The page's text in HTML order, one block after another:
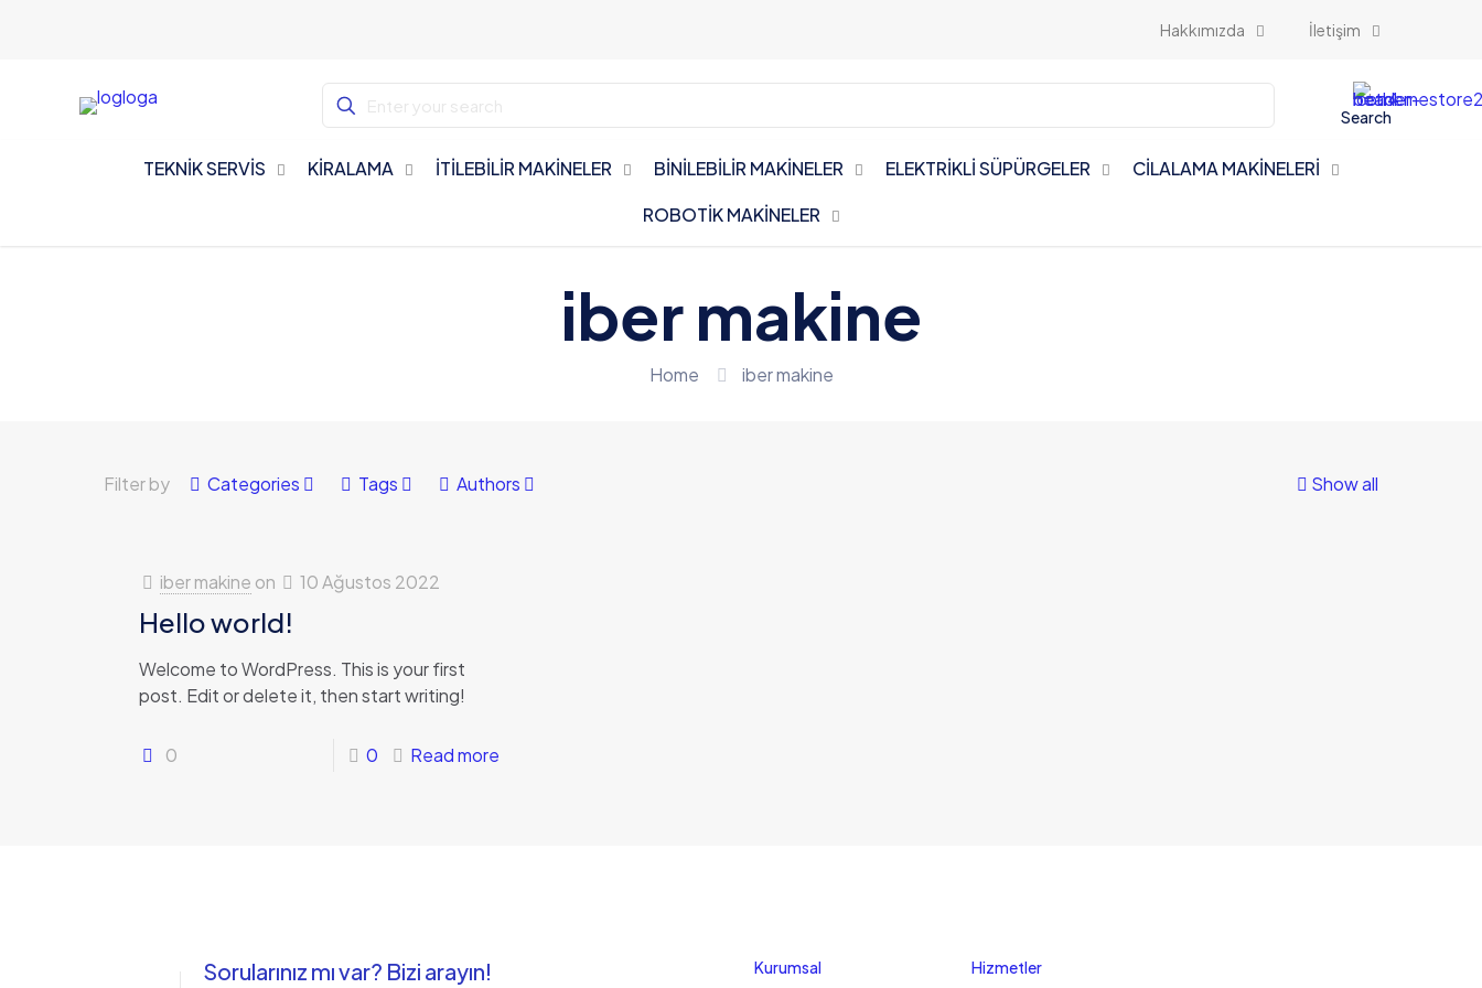
Hakkımızda İletişim
Search
TEKNİK SERVİS KİRALAMA İTİLEBİLİR MAKİNELER BİNİLEBİLİR MAKİNELER ELEKTRİKLİ SÜPÜRGELER
CİLALAMA MAKİNELERİ
ROBOTİK MAKİNELER
iber makine
Home iber makine
Filter by Categories Tags Authors Show all
iber makine on 10 Ağustos 2022
Hello world!
Welcome to WordPress. This is your first
post. Edit or delete it, then start writing!
0 0 Read more
Sorularınız mı var? Bizi arayın! Kurumsal Hizmetler